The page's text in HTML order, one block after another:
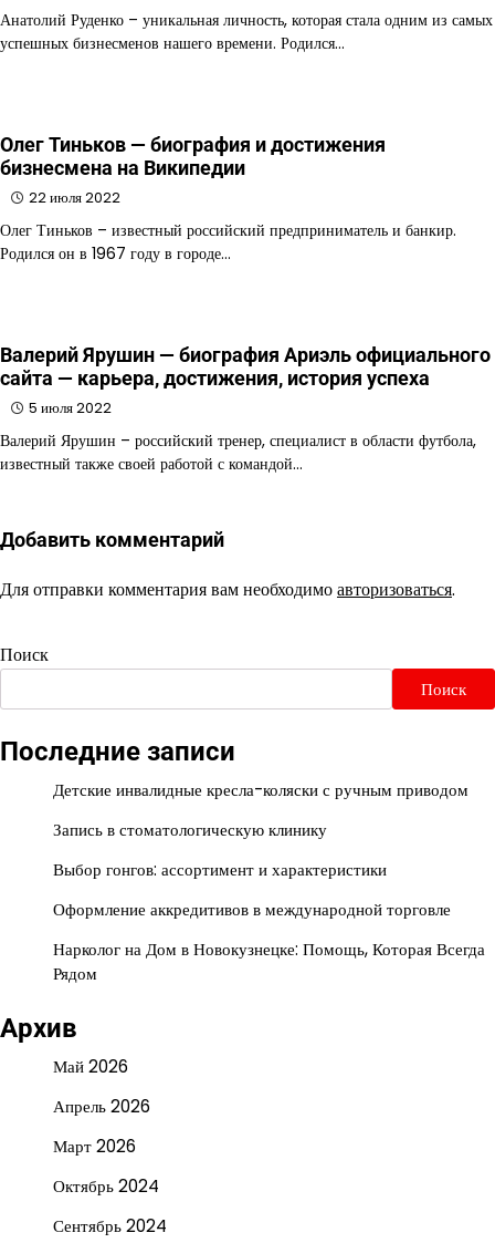
Анатолий Руденко – уникальная личность, которая стала одним из самых
успешных бизнесменов нашего времени. Родился…
Олег Тиньков — биография и достижения
бизнесмена на Википедии
22 июля 2022
Олег Тиньков – известный российский предприниматель и банкир.
Родился он в 1967 году в городе…
Валерий Ярушин — биография Ариэль официального
сайта — карьера, достижения, история успеха
5 июля 2022
Валерий Ярушин – российский тренер, специалист в области футбола,
известный также своей работой с командой…
Добавить комментарий
Для отправки комментария вам необходимоавторизоваться.
Поиск
Поиск
Последние записи
Детские инвалидные кресла-коляски с ручным приводом
Запись в стоматологическую клинику
Выбор гонгов: ассортимент и характеристики
Оформление аккредитивов в международной торговле
Нарколог на Дом в Новокузнецке: Помощь, Которая Всегда
Рядом
Архив
Май 2026
Апрель 2026
Март 2026
Октябрь 2024
Сентябрь 2024